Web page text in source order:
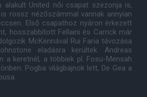
alakult United női csapat szezonja is,
rossz nézőszámmal vannak annyian
Első csapathoz nyáron érkezett
hosszabbított Fellaini és Carrick már
McKennával Rui Faria távozása
eladásra kerültek. Andreas
a keretnél, a többiek pl. Fosu-Mensah
Pogba világbajnok lett, De Gea a